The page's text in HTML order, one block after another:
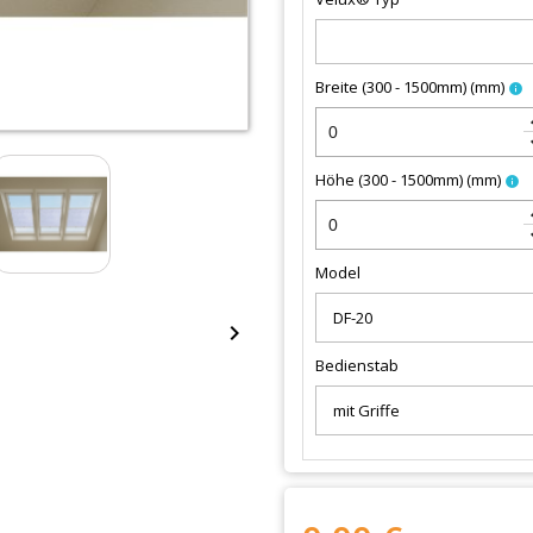

Breite (300 - 1500mm)(mm) info
Höhe (300 - 1500mm)(mm) info
Model
Bedienstab